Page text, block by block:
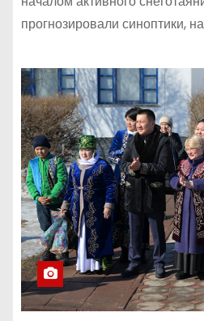
прогнозировали синоптики,